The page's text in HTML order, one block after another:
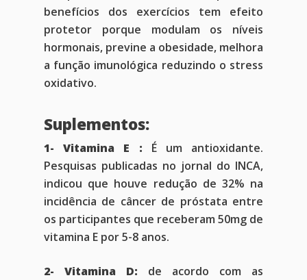
benefícios dos exercícios tem efeito
protetor porque modulam os níveis
hormonais, previne a obesidade, melhora
a função imunológica reduzindo o stress
oxidativo.
Suplementos:
1- Vitamina E : É um antioxidante.
Pesquisas publicadas no jornal do INCA,
indicou que houve redução de 32% na
incidência de câncer de próstata entre
os participantes que receberam 50mg de
vitamina E por 5-8 anos.
2- Vitamina D: de acordo com as